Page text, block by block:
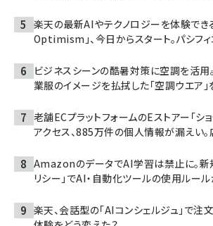
楽天の最新AIやテクノロジーを体験で
Optimism」、今日からスタート。パシフ
ビジネスシーンの酷暑対策に空調を活用――
業服のイメージを払拭した「空調ウエア」
老舗ECプラットフォームのEストアー「シ
アクセス、885万件の個人情報が漏えい
AmazonのデータでAI学習は禁止に。新
リシー」でAI・自動化ツールの使用ルー
楽天、会話型の「AIコンシェルジュ」で注